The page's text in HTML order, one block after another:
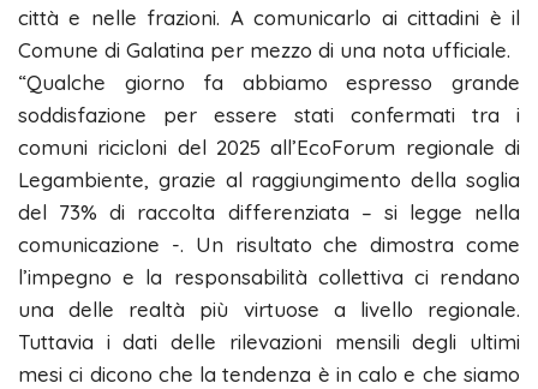
città e nelle frazioni. A comunicarlo ai cittadini è il
Comune di Galatina per mezzo di una nota ufficiale.
“Qualche giorno fa abbiamo espresso grande
soddisfazione per essere stati confermati tra i
comuni ricicloni del 2025 all’EcoForum regionale di
Legambiente, grazie al raggiungimento della soglia
del 73% di raccolta differenziata – si legge nella
comunicazione -. Un risultato che dimostra come
l’impegno e la responsabilità collettiva ci rendano
una delle realtà più virtuose a livello regionale.
Tuttavia i dati delle rilevazioni mensili degli ultimi
mesi ci dicono che la tendenza è in calo e che siamo